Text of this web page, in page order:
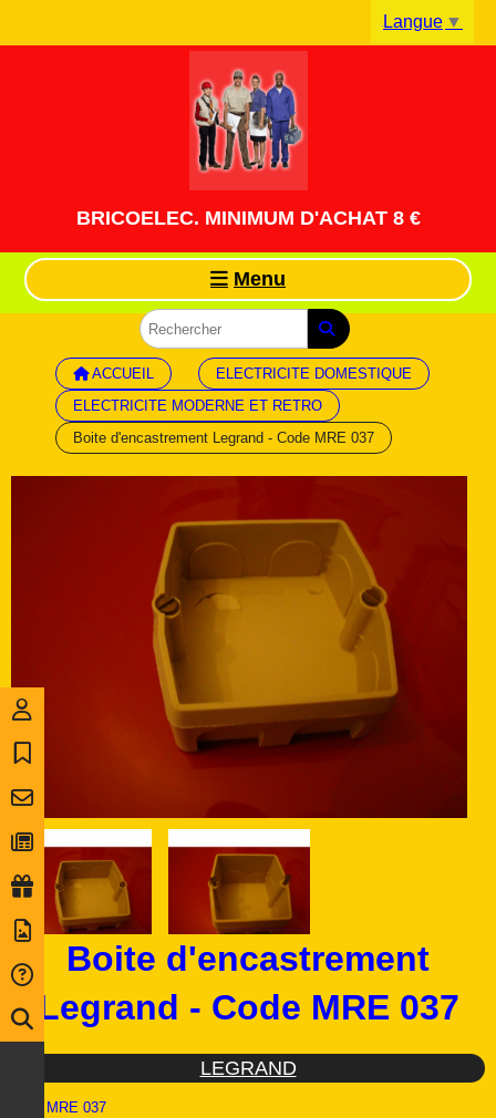
BRICOELEC. MINIMUM D'ACHAT 8 €
Menu
ACCUEIL
ELECTRICITE DOMESTIQUE
ELECTRICITE MODERNE ET RETRO
Boite d'encastrement Legrand - Code MRE 037
Boite d'encastrement
Legrand - Code MRE 037
LEGRAND
MRE 037
Langue ▼